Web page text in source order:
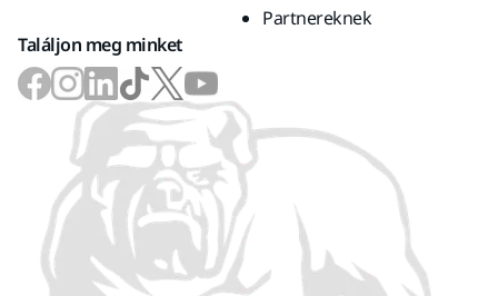
Partnereknek
Találjon meg minket